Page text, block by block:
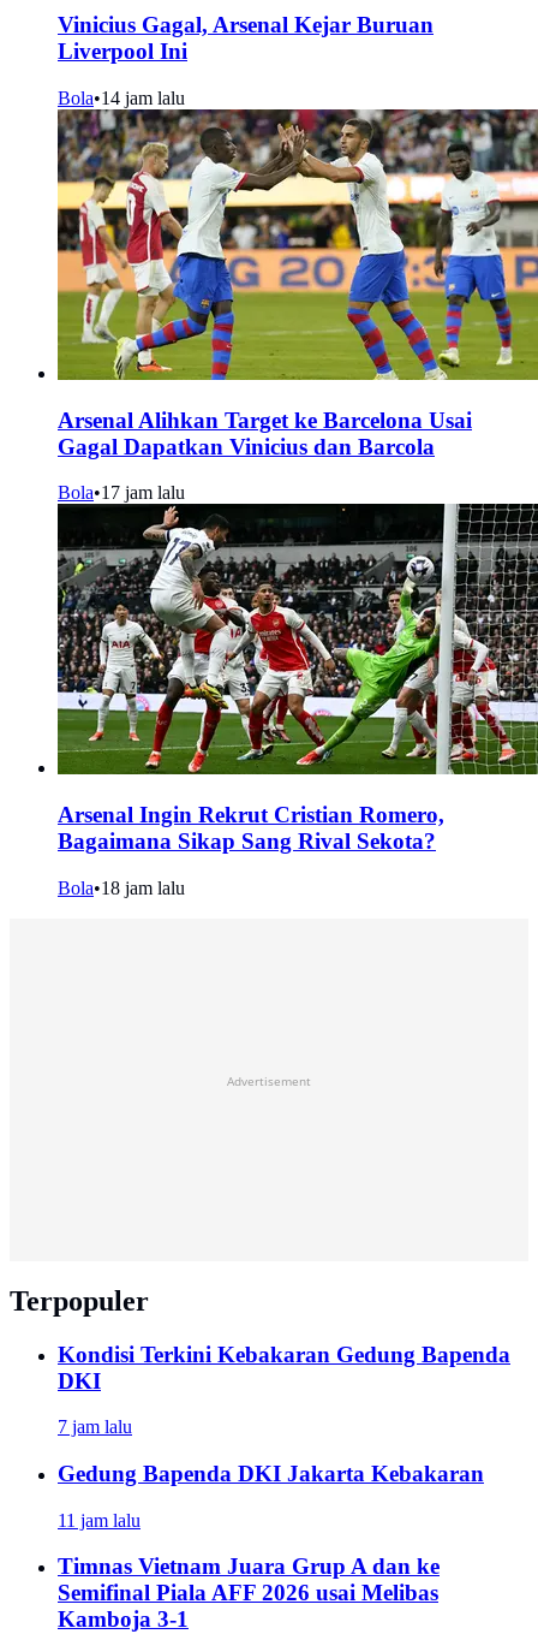
Vinicius Gagal, Arsenal Kejar Buruan
Liverpool Ini
Bola•14 jam lalu
Arsenal Alihkan Target ke Barcelona Usai
Gagal Dapatkan Vinicius dan Barcola
Bola•17 jam lalu
Arsenal Ingin Rekrut Cristian Romero,
Bagaimana Sikap Sang Rival Sekota?
Bola•18 jam lalu
Advertisement
Terpopuler
Kondisi Terkini Kebakaran Gedung Bapenda
DKI
7 jam lalu
Gedung Bapenda DKI Jakarta Kebakaran
11 jam lalu
Timnas Vietnam Juara Grup A dan ke
Semifinal Piala AFF 2026 usai Melibas
Kamboja 3-1